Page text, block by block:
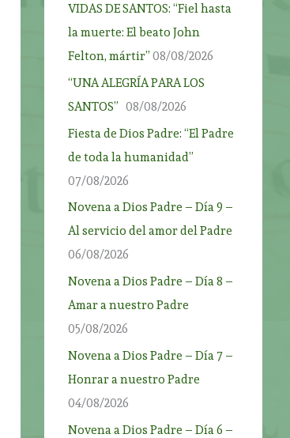
VIDAS DE SANTOS: “Fiel hasta
la muerte: El beato John
Felton, mártir” 08/08/2026
“UNA ALEGRÍA PARA LOS
SANTOS” 08/08/2026
Fiesta de Dios Padre: “El Padre
de toda la humanidad”
07/08/2026
Novena a Dios Padre – Día 9 –
Al servicio del amor del Padre
06/08/2026
Novena a Dios Padre – Día 8 –
Amar a nuestro Padre
05/08/2026
Novena a Dios Padre – Día 7 –
Honrar a nuestro Padre
04/08/2026
Novena a Dios Padre – Día 6 –